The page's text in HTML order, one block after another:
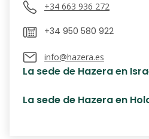
+34 663 936 272
+34 950 580 922
info@hazera.es
La sede de Hazera en
La sede de Hazera en